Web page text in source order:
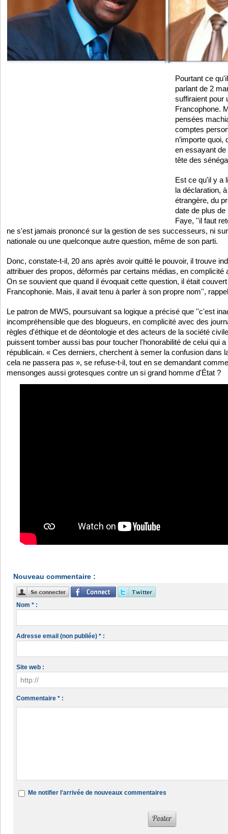
Pourtant ce
parlant de 2
suffiraient pour
Francophone.
pensées
comptes
n’importe quoi,
en essayant
tête des
Est ce qu'il y a
la déclaration,
étrangère, du
date de plus
Faye, ''il faut
ne s'est jamais prononcé sur la gestion de ses successeurs, ni
nationale ou une quelconque autre question, même de son parti.
Donc, constate-t-il, 20 ans après avoir quitté le pouvoir, il trouve
attribuer des propos, déformés par certains médias, en complicité
On se souvient que quand il évoquait cette question, il était
Francophonie. Mais, il avait tenu à parler à son propre nom'',
Le patron de MWS, poursuivant sa logique a précisé que ''c'est
incompréhensible que des blogueurs, en complicité avec des
règles d'éthique et de déontologie et des acteurs de la société
puissent tomber aussi bas pour toucher l'honorabilité de celui qui
républicain. « Ces derniers, cherchent à semer la confusion dans
cela ne passera pas », se refuse-t-il, tout en se demandant
mensonges aussi grotesques contre un si grand homme d'État ?
Nouveau commentaire :
Nom * :
Adresse email (non publiée) * :
Site web :
Commentaire * :
Me notifier l'arrivée de nouveaux commentaires